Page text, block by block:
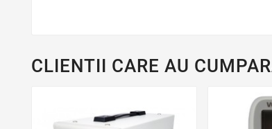
CLIENTII CARE AU